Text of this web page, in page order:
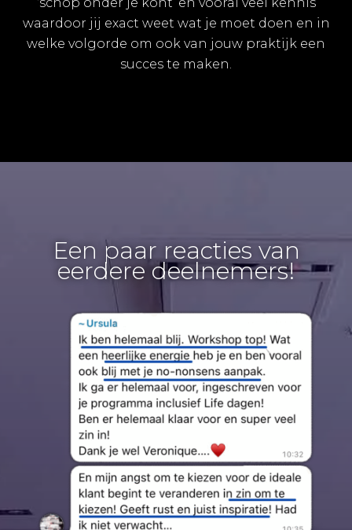
waardoor jij exact weet wat je moet doen en in
welke volgorde om ook van jouw praktijk een
succes te maken.
Een paar reacties van
eerdere deelnemers!